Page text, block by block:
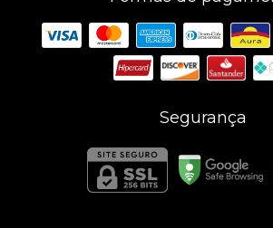
Segurança